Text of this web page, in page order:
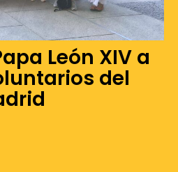
León XIV a
del